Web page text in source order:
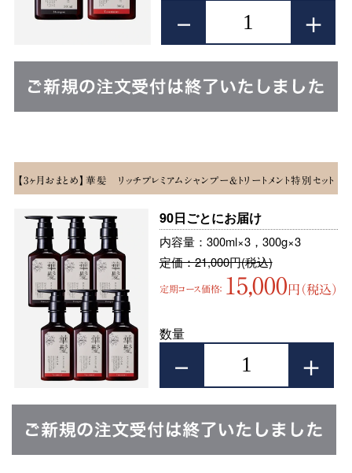
【3ヶ月おまとめ】華髪 リッチプレミアムシャンプー&トリートメント特別セット
90日ごとにお届け
内容量：300ml×3，300g×3
定価：21,000円(税込)
定期コース価格： 15,000 円（税込）
数量